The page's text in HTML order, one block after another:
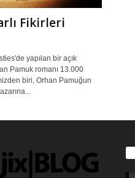
Fikirleri
yapılan bir açık
Pamuk romanı 13.000
biri, Orhan Pamuğun